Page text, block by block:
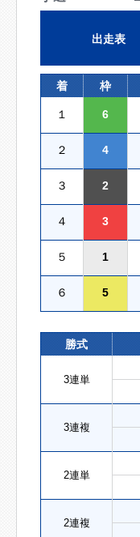
出走表
着 枠
１ 6
２ 4
３ 2
４ 3
５ 1
６ 5
勝式
3連単
3連複
2連単
2連複